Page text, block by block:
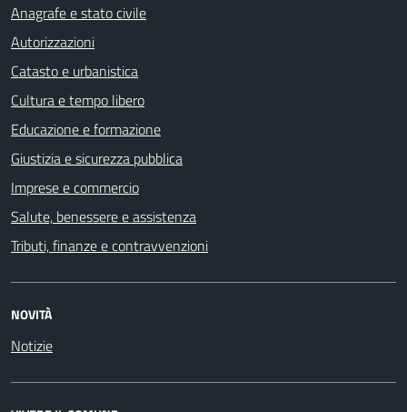
Anagrafe e stato civile
Autorizzazioni
Catasto e urbanistica
Cultura e tempo libero
Educazione e formazione
Giustizia e sicurezza pubblica
Imprese e commercio
Salute, benessere e assistenza
Tributi, finanze e contravvenzioni
NOVITÀ
Notizie